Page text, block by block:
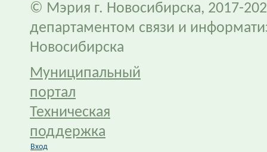
© Мэрия г. Новосибирска, 2017-
департаментом связи и
Новосибирска
Муниципальный
портал
Техническая
поддержка
Вход